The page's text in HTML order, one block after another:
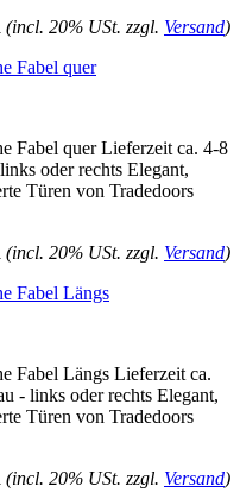
(incl. 20% USt. zzgl. Versand)
Fabel quer
Fabel quer Lieferzeit ca. 4-8
oder rechts Elegant,
Türen von Tradedoors
(incl. 20% USt. zzgl. Versand)
Fabel Längs
Fabel Längs Lieferzeit ca.
- links oder rechts Elegant,
Türen von Tradedoors
(incl. 20% USt. zzgl. Versand)